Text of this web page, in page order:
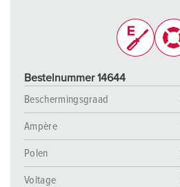
Bestelnummer 14644
Beschermingsgraad
Ampère
Polen
Voltage